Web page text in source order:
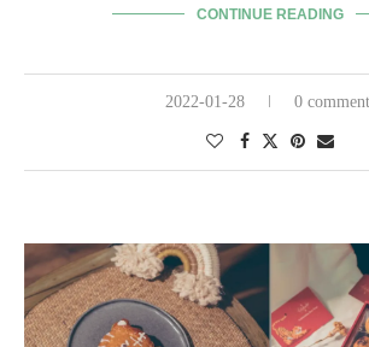
CONTINUE READING
2022-01-28 0